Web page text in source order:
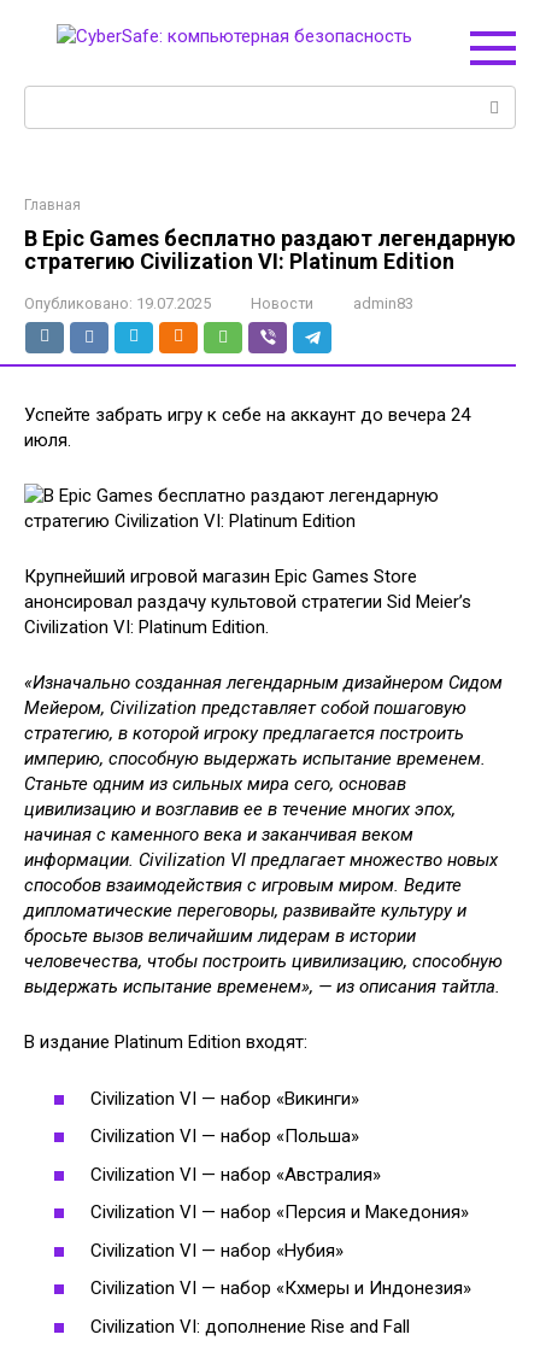
Главная
В Epic Games бесплатно раздают легендарную
стратегию Civilization VI: Platinum Edition
Опубликовано: 19.07.2025 Новости admin83
Успейте забрать игру к себе на аккаунт до вечера 24
июля.
Крупнейший игровой магазин Epic Games Store
анонсировал раздачу культовой стратегии Sid Meier’s
Civilization VI: Platinum Edition.
«Изначально созданная легендарным дизайнером Сидом
Мейером, Civilization представляет собой пошаговую
стратегию, в которой игроку предлагается построить
империю, способную выдержать испытание временем.
Станьте одним из сильных мира сего, основав
цивилизацию и возглавив ее в течение многих эпох,
начиная с каменного века и заканчивая веком
информации. Civilization VI предлагает множество новых
способов взаимодействия с игровым миром. Ведите
дипломатические переговоры, развивайте культуру и
бросьте вызов величайшим лидерам в истории
человечества, чтобы построить цивилизацию, способную
выдержать испытание временем», — из описания тайтла.
В издание Platinum Edition входят:
Civilization VI — набор «Викинги»
Civilization VI — набор «Польша»
Civilization VI — набор «Австралия»
Civilization VI — набор «Персия и Македония»
Civilization VI — набор «Нубия»
Civilization VI — набор «Кхмеры и Индонезия»
Civilization VI: дополнение Rise and Fall